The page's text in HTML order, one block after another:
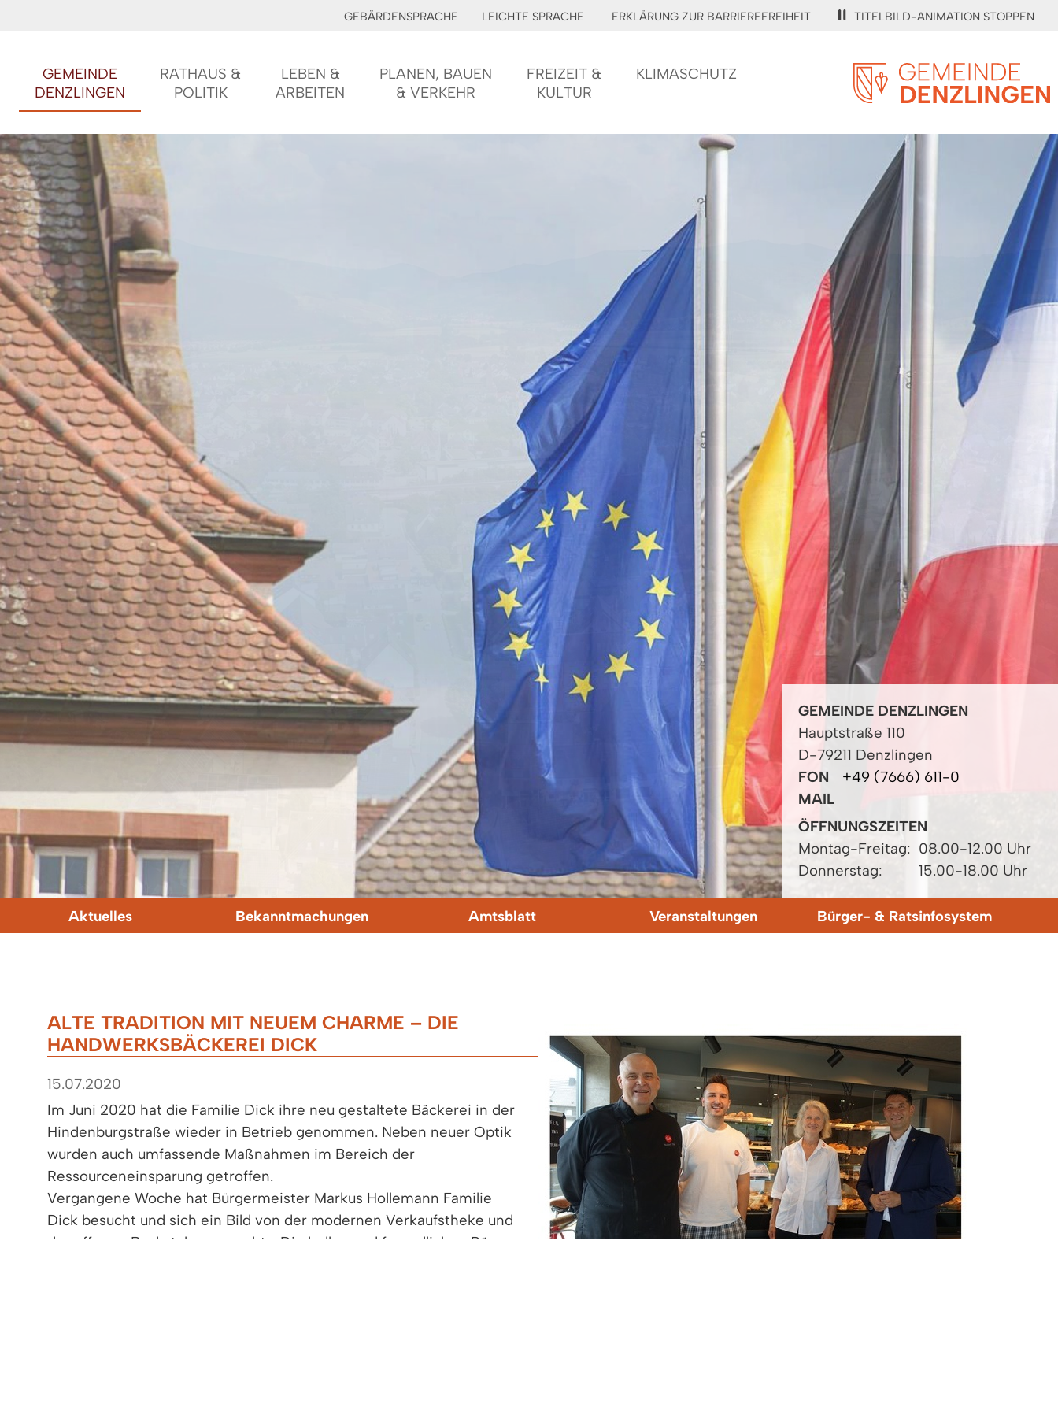
GEBÄRDENSPRACHE LEICHTE SPRACHE ERKLÄRUNG ZUR BARRIEREFREIHEIT TITELBILD-ANIMATION STOPPEN
GEMEINDE
DENZLINGEN
RATHAUS &
POLITIK
LEBEN &
ARBEITEN
PLANEN, BAUEN
& VERKEHR
FREIZEIT &
KULTUR
KLIMASCHUTZ
GEMEINDE DENZLINGEN
Hauptstraße 110
D-79211 Denzlingen
FON
+49 (7666) 611-0
MAIL
ÖFFNUNGSZEITEN
Montag-Freitag: 08.00-12.00 Uhr
Donnerstag:
15.00-18.00 Uhr
Aktuelles Bekanntmachungen Amtsblatt Veranstaltungen Bürger- & Ratsinfosystem
ALTE TRADITION MIT NEUEM CHARME – DIE
HANDWERKSBÄCKEREI DICK
15.07.2020
Im Juni 2020 hat die Familie Dick ihre neu gestaltete Bäckerei in der
Hindenburgstraße wieder in Betrieb genommen. Neben neuer Optik
wurden auch umfassende Maßnahmen im Bereich der
Ressourceneinsparung getroffen.
Vergangene Woche hat Bürgermeister Markus Hollemann Familie
Dick besucht und sich ein Bild von der modernen Verkaufstheke und
der offenen Backstube gemacht: „Die hellen und freundlichen Räume